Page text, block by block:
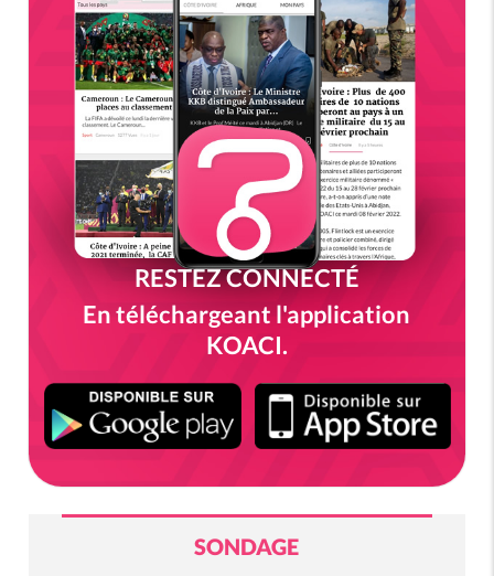
RESTEZ CONNECTÉ
En téléchargeant l'application
KOACI.
SONDAGE